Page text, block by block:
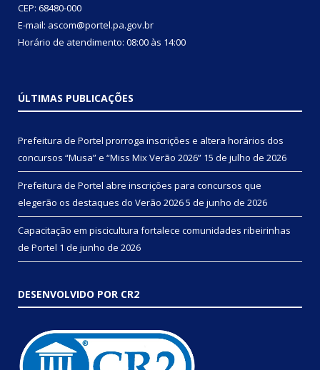
CEP: 68480-000
E-mail: ascom@portel.pa.gov.br
Horário de atendimento: 08:00 às 14:00
ÚLTIMAS PUBLICAÇÕES
Prefeitura de Portel prorroga inscrições e altera horários dos
concursos “Musa” e “Miss Mix Verão 2026” 15 de julho de 2026
Prefeitura de Portel abre inscrições para concursos que
elegerão os destaques do Verão 20265 de junho de 2026
Capacitação em piscicultura fortalece comunidades ribeirinhas
de Portel 1 de junho de 2026
DESENVOLVIDO POR CR2